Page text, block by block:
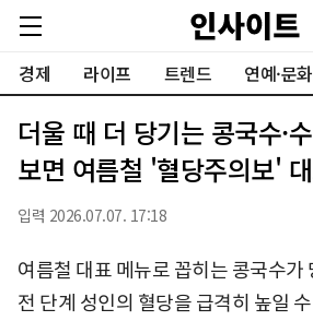
경제 라이프 트렌드 연예·문화
더울 때 더 당기는 콩국수·
보면 여름철 '혈당주의보'
입력 2026.07.07. 17:18
여름철 대표 메뉴로 꼽히는 콩국수가
전 단계 성인의 혈당을 급격히 높일